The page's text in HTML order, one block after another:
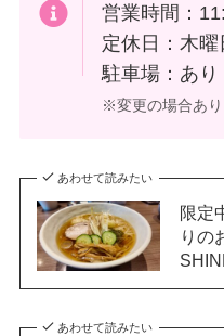
営業時間：
定休日：木曜
駐車場：あり
※変更の場合あり
あわせて読みたい
限定
りの
あわせて読みたい